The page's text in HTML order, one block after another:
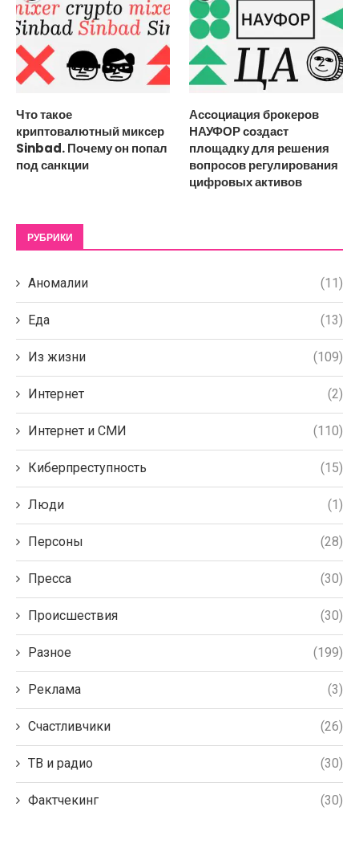
Что такое
криптовалютный миксер
Sinbad. Почему он попал
под санкции
Ассоциация брокеров
НАУФОР создаст
площадку для решения
вопросов регулирования
цифровых активов
РУБРИКИ
Аномалии (11)
Еда (13)
Из жизни (109)
Интернет (2)
Интернет и СМИ (110)
Киберпреступность (15)
Люди (1)
Персоны (28)
Пресса (30)
Происшествия (30)
Разное (199)
Реклама (3)
Счастливчики (26)
ТВ и радио (30)
Фактчекинг (30)